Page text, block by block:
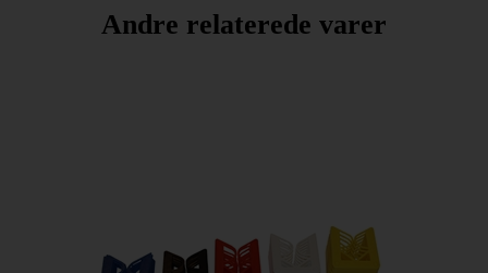
Andre relaterede varer